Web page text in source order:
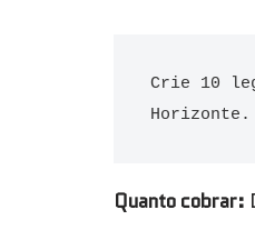
Crie 10
Horizonte.
Quanto cobrar: